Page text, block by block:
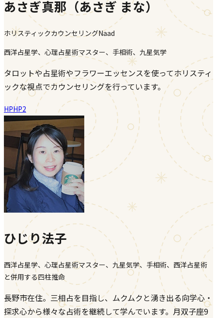
あさぎ真那（あさぎ まな）
ホリスティックカウンセリングNaad
西洋占星学、心理占星術マスター、手相術、九星気学
タロットや占星術やフラワーエッセンスを使ってホリスティ
ックな視点でカウンセリングを行っています。
HPHP2
ひじり法子
西洋占星学、心理占星術マスター、九星気学、手相術、西洋占星術
と併用する四柱推命
長野市在住。三相占を目指し、ムクムクと湧き出る向学心・
探求心から様々な占術を継続して学んでいます。月双子座9